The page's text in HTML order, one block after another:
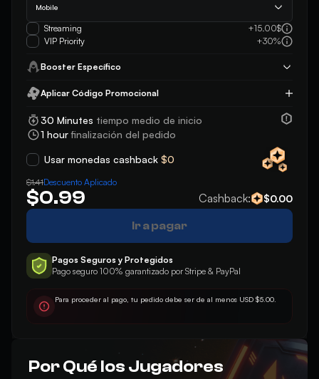
Mobile
Streaming
+15.00$
VIP Priority
+30%
Booster Específico
Aplicar Código Promocional
30 Minutes tiempo medio de inicio
1 hourfinalización del pedido
Usar monedas cashback $0
$1.41Descuento Aplicado
$0.99 Cashback: $0.00
Ir a pagar
Pagos Seguros y Protegidos
Pago seguro 100% garantizado por Stripe & PayPal
Para proceder al pago, tu pedido debe ser de al menos USD $5.00.
Por Qué los Jugadores